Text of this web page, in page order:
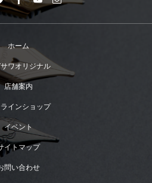
ホーム
ワオリジナル
店舗案内
インショップ
イベント
イトマップ
問い合わせ